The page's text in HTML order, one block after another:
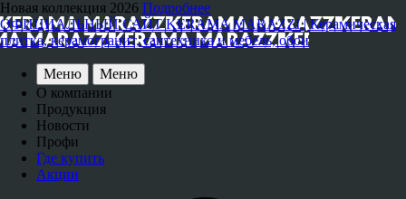
Новая коллекция 2026 Подробнее
ОФИЦИАЛЬНЫЙ САЙТ KERAMA MARAZZI | Керамическая
плитка, керамогранит, сантехника и мебель, обои
Меню
Меню
О компании
Продукция
Новости
Профи
Где купить
Акции